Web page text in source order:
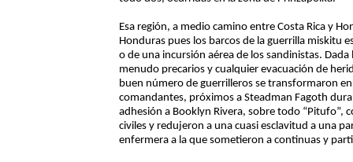
Esa región, a medio camino entre Costa Rica y
Honduras pues los barcos de la guerrilla miskitu
o de una incursión aérea de los sandinistas.
menudo precarios y cualquier evacuación de
buen número de guerrilleros se transformaron
comandantes, próximos a Steadman Fagoth
adhesión a Booklyn Rivera, sobre todo “Pitufo”,
civiles y redujeron a una cuasi esclavitud a una
enfermera a la que sometieron a continuas y